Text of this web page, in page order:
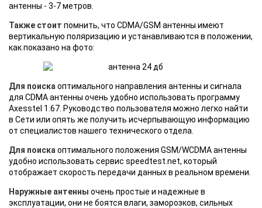
антенны - 3-7 метров.
Также стоит помнить, что CDMA/GSM антенны имеют
вертикальную поляризацию и устанавливаются в положении,
как показано на фото:
Для поиска оптимального направления антенны и сигнала
для CDMA антенны очень удобно использовать программу
Axesstel 1.67. Руководство пользователя можно легко найти
в Сети или опять же получить исчерпывающую информацию
от специалистов нашего технического отдела.
Для поиска оптимального положения GSM/WCDMA антенны
удобно использовать сервис speedtest.net, который
отображает скорость передачи данных в реальном времени.
Наружные антенны очень простые и надежные в
эксплуатации, они не боятся влаги, заморозков, сильных